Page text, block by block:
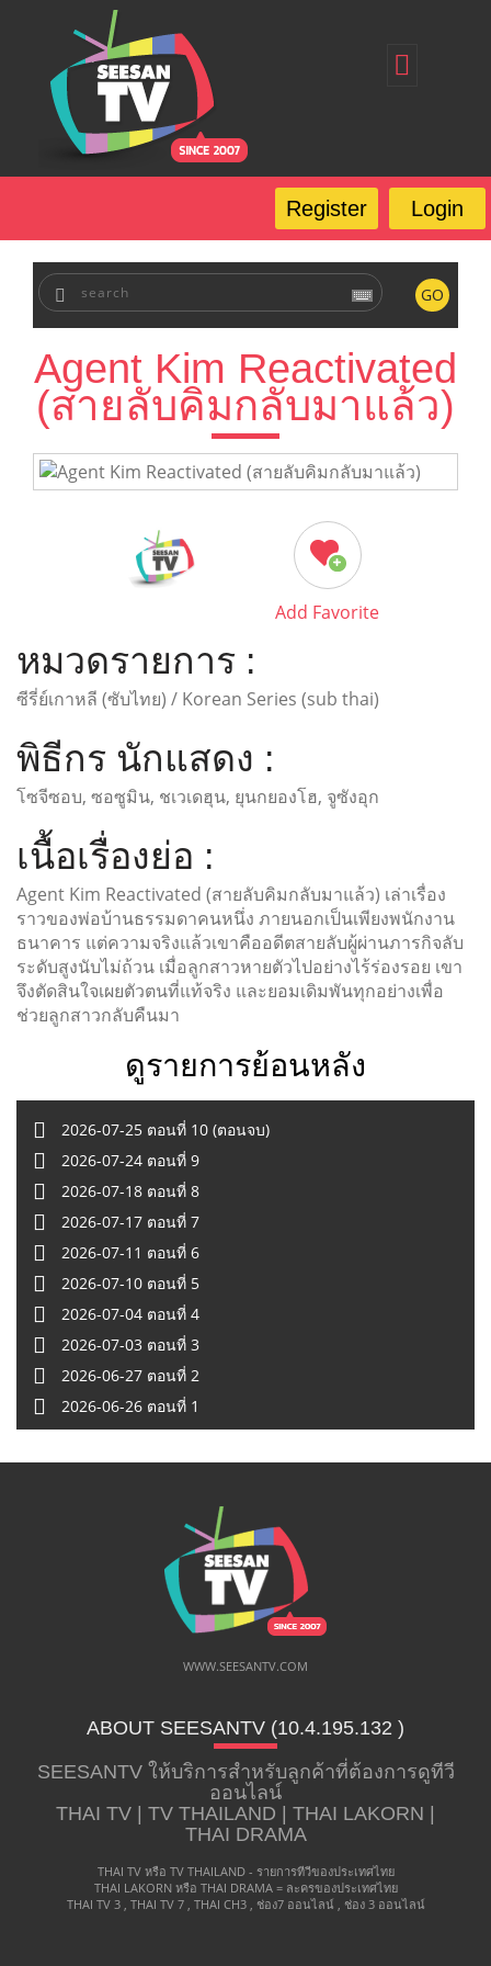
Register
Login
Forgot Password
FAQ
Login
Register
GO
Agent Kim Reactivated
(สายลับคิมกลับมาแล้ว)​
Add Favorite
หมวดรายการ :
ซีรี่ย์เกาหลี (ซับไทย) / Korean Series (sub thai)
พิธีกร นักแสดง :
โซจีซอบ, ซอซูมิน, ชเวเดฮุน, ยุนกยองโฮ, จูซังอุก
เนื้อเรื่องย่อ :
Agent Kim Reactivated (สายลับคิมกลับมาแล้ว)​ เล่าเรื่อง
ราวของพ่อบ้านธรรมดาคนหนึ่ง ภายนอกเป็นเพียงพนักงาน
ธนาคาร แต่ความจริงแล้วเขาคืออดีตสายลับผู้ผ่านภารกิจลับ
ระดับสูงนับไม่ถ้วน เมื่อลูกสาวหายตัวไปอย่างไร้ร่องรอย เขา
จึงตัดสินใจเผยตัวตนที่แท้จริง และยอมเดิมพันทุกอย่างเพื่อ
ช่วยลูกสาวกลับคืนมา
ดูรายการย้อนหลัง
2026-07-25 ตอนที่ 10 (ตอนจบ)
2026-07-24 ตอนที่ 9
2026-07-18 ตอนที่ 8
2026-07-17 ตอนที่ 7
2026-07-11 ตอนที่ 6
2026-07-10 ตอนที่ 5
2026-07-04 ตอนที่ 4
2026-07-03 ตอนที่ 3
2026-06-27 ตอนที่ 2
2026-06-26 ตอนที่ 1
WWW.SEESANTV.COM
ABOUT SEESANTV (10.4.195.132 ​)
SEESANTV ให้บริการสำหรับลูกค้าที่ต้องการดูทีวี
ออนไลน์
THAI TV | TV THAILAND | THAI LAKORN |
THAI DRAMA
THAI TV หรือ TV THAILAND - รายการทีวีของประเทศไทย
THAI LAKORN หรือ THAI DRAMA = ละครของประเทศไทย
THAI TV 3 , THAI TV 7 , THAI CH3 , ช่อง7 ออนไลน์ , ช่อง 3 ออนไลน์